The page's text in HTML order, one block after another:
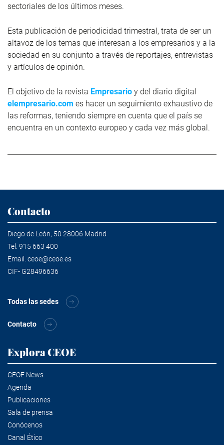
sectoriales de los últimos meses.
Esta publicación de periodicidad trimestral, trata de ser un
altavoz de los temas que interesan a los empresarios y a la
sociedad en su conjunto a través de reportajes, entrevistas
y artículos de opinión.
El objetivo de la revista Empresario y del diario digital
elempresario.com es hacer un seguimiento exhaustivo de
las reformas, teniendo siempre en cuenta que el país se
encuentra en un contexto europeo y cada vez más global.
Contacto
Diego de León, 50 28006 Madrid
Tel. 915 663 400
Email. ceoe@ceoe.es
CIF- G28496636
Todas las sedes
Contacto
Explora CEOE
CEOE News
Agenda
Publicaciones
Sala de prensa
Conócenos
Canal Ético